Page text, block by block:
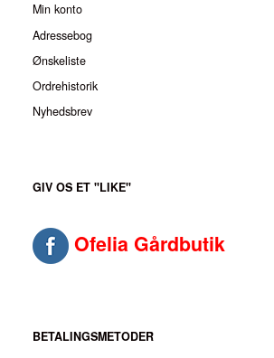
Min konto
Adressebog
Ønskeliste
Ordrehistorik
Nyhedsbrev
GIV OS ET "LIKE"
Ofelia Gårdbutik
BETALINGSMETODER